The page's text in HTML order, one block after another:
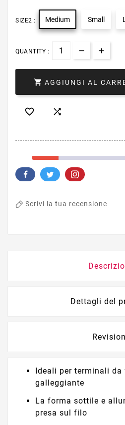
SIZE2 : Medium Small
QUANTITY :
 AGGIUNGI AL
 
Scrivi la tua recensione
Dettagli del
Ideali per terminali da
galleggiante
La forma sottile e
presa sul filo